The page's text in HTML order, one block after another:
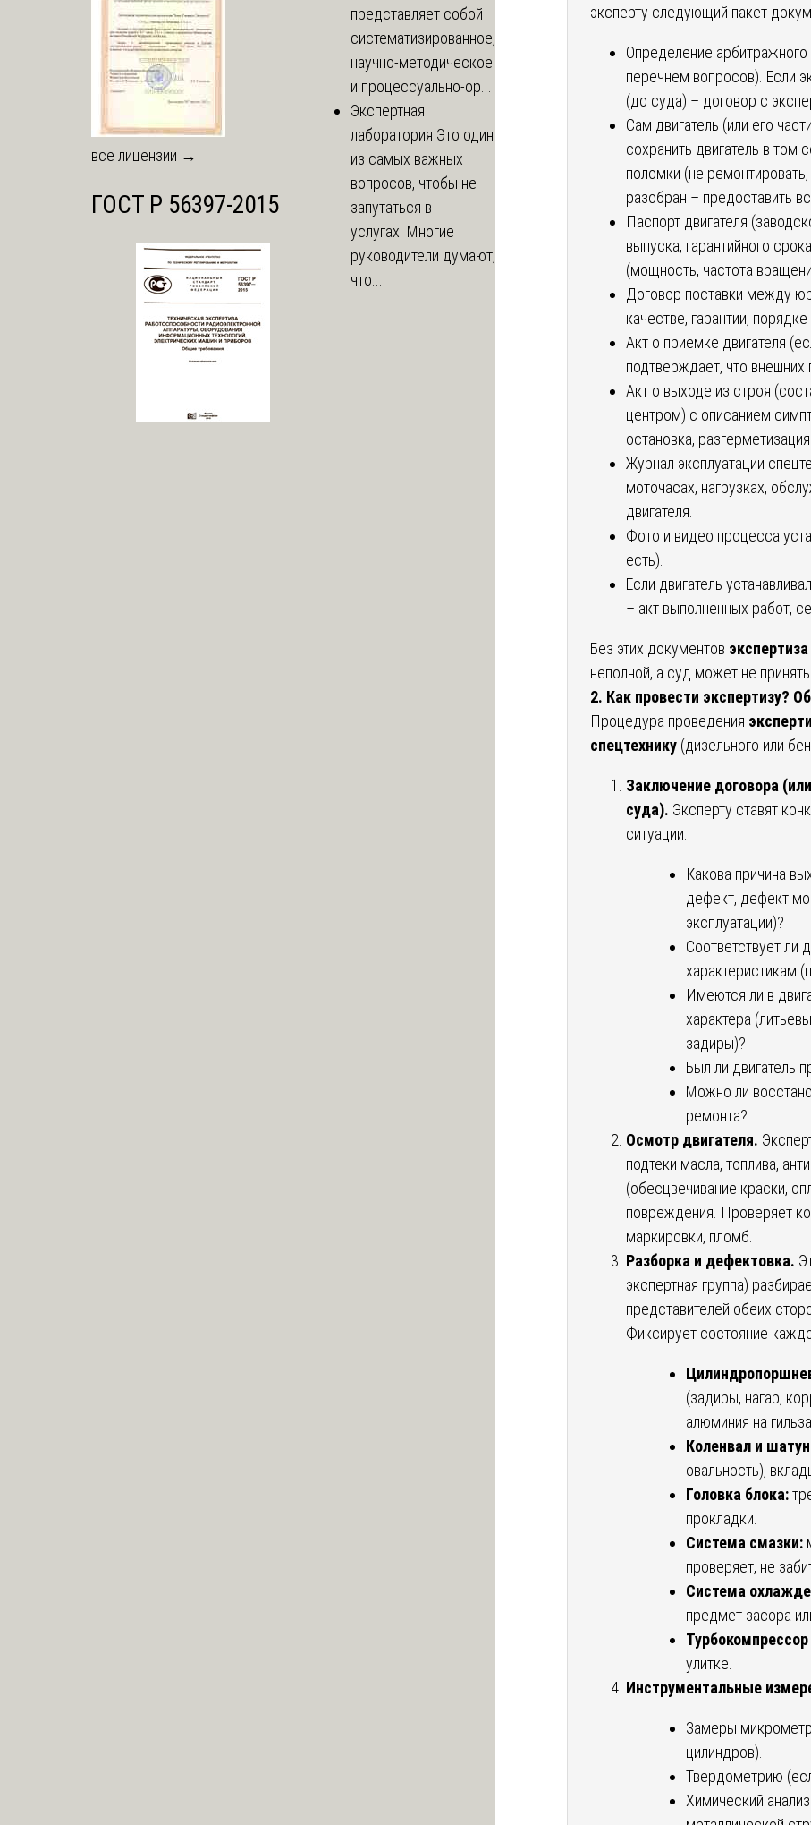
эксперту следующий пакет
Определение
перечнем вопросов). Если
(до суда) – договор с
Сам двигатель (или его
сохранить двигатель в том
поломки (не
разобран – предоставить
Паспорт двигателя
выпуска, гарантийного
(мощность, частота
Договор поставки между
качестве, гарантии,
Акт о приемке двигателя
подтверждает, что
Акт о выходе из строя
центром) с описанием
остановка, разгерметизация.
Журнал эксплуатации
моточасах, нагрузках,
двигателя.
Фото и видео процесса
есть).
Если двигатель
– акт выполненных работ,
Без этих документов
неполной, а суд может не
2. Как провести экспертизу?
Процедура проведения
спецтехнику (дизельного или
Заключение договора
суда). Эксперту ставят
ситуации:
Какова причина
дефект, дефект
эксплуатации)?
Соответствует ли
характеристикам
Имеются ли в
характера
задиры)?
Был ли двигатель
Можно ли
ремонта?
Осмотр двигателя.
подтеки масла, топлива,
(обесцвечивание краски,
повреждения. Проверяет
маркировки, пломб.
Разборка и дефектовка.
экспертная группа)
представителей обеих
Фиксирует состояние
(задиры, нагар,
алюминия на
Коленвал и
овальность),
Головка блока:
прокладки.
Система смазки:
проверяет, не
Система
предмет засора
улитке.
Инструментальные
Замеры
цилиндров).
Твердометрию
Химический
все лицензии →
ГОСТ Р 56397-2015
представляет собой
систематизированное,
научно-методическое
и процессуально-ор...
Экспертная
лаборатория Это один
из самых важных
вопросов, чтобы не
запутаться в
услугах. Многие
руководители думают,
что...